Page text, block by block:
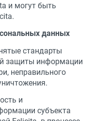
и могут быть
данных
стандарты
защиты информации
неправильного
и
субъекта